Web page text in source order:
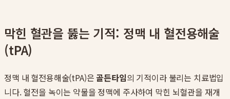
막힌 혈관을 뚫는 기적: 정맥 내 혈전용해술
(tPA)
정맥 내 혈전용해술(tPA)은 골든타임의 기적이라 불리는 치료법입
니다. 혈전을 녹이는 약물을 정맥에 주사하여 막힌 뇌혈관을 재개